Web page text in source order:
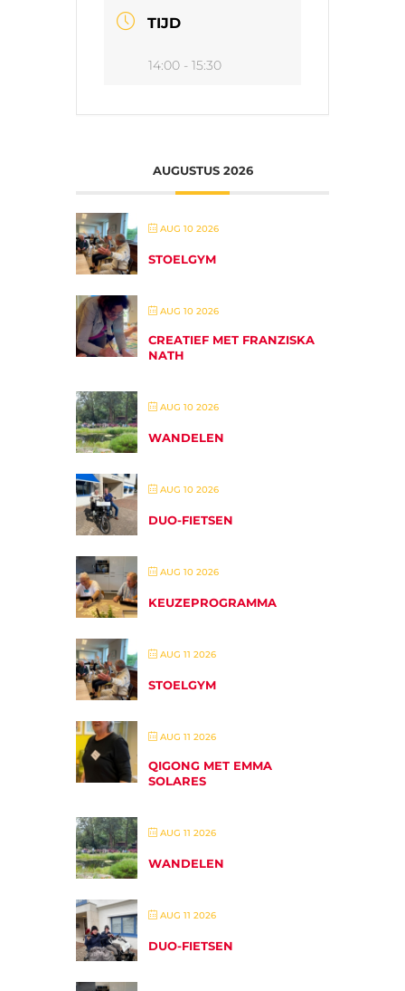
TIJD
14:00 - 15:30
AUGUSTUS 2026
AUG 10 2026
STOELGYM
AUG 10 2026
CREATIEF MET FRANZISKA
NATH
AUG 10 2026
WANDELEN
AUG 10 2026
DUO-FIETSEN
AUG 10 2026
KEUZEPROGRAMMA
AUG 11 2026
STOELGYM
AUG 11 2026
QIGONG MET EMMA
SOLARES
AUG 11 2026
WANDELEN
AUG 11 2026
DUO-FIETSEN